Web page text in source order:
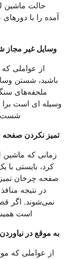
حالت ماشین
را با دورهای
غیر مجاز
از عواملی که
شستن وسایل
ملحفه‌های
ای است برا شستن
شست و
نکردن صفحه
که ماشین
کرد، بایستی با یک
چرخان تمیز
در نتیجه منافذ
نمی‌شوند. اگر قصد
است همیشه
موقع در نیاوردن
از عواملی که